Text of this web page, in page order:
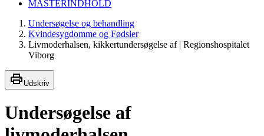
MASTERINDHOLD
Undersøgelse og behandling
Kvindesygdomme og Fødsler
Livmoderhalsen, kikkertundersøgelse af | Regionshospitalet
Viborg
Udskriv
Undersøgelse af